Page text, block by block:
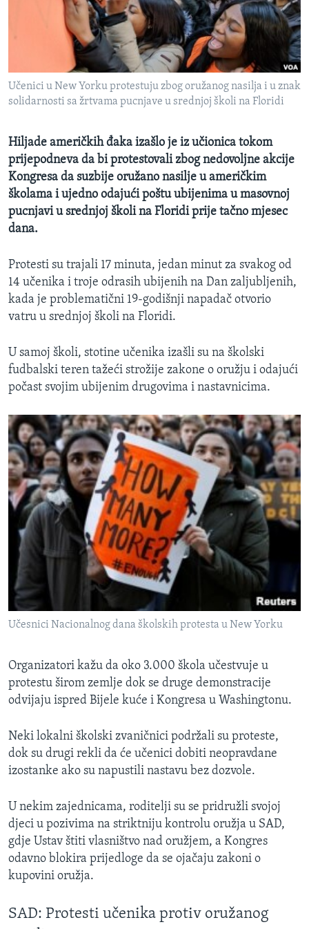
O GLASU AMERIKE
Learning English
Jezici
Učenici u New Yorku protestuju zbog oružanog nasilja i u znak
solidarnosti sa žrtvama pucnjave u srednjoj školi na Floridi
Hiljade američkih đaka izašlo je iz učionica tokom
prijepodneva da bi protestovali zbog nedovoljne akcije
Kongresa da suzbije oružano nasilje u američkim
školama i ujedno odajući poštu ubijenima u masovnoj
pucnjavi u srednjoj školi na Floridi prije tačno mjesec
dana.
Protesti su trajali 17 minuta, jedan minut za svakog od
14 učenika i troje odrasih ubijenih na Dan zaljubljenih,
kada je problematični 19-godišnji napadač otvorio
vatru u srednjoj školi na Floridi.
U samoj školi, stotine učenika izašli su na školski
fudbalski teren tažeći strožije zakone o oružju i odajući
počast svojim ubijenim drugovima i nastavnicima.
Učesnici Nacionalnog dana školskih protesta u New Yorku
Organizatori kažu da oko 3.000 škola učestvuje u
protestu širom zemlje dok se druge demonstracije
odvijaju ispred Bijele kuće i Kongresa u Washingtonu.
Neki lokalni školski zvaničnici podržali su proteste,
dok su drugi rekli da će učenici dobiti neopravdane
izostanke ako su napustili nastavu bez dozvole.
U nekim zajednicama, roditelji su se pridružli svojoj
djeci u pozivima na striktniju kontrolu oružja u SAD,
gdje Ustav štiti vlasništvo nad oružjem, a Kongres
odavno blokira prijedloge da se ojačaju zakoni o
kupovini oružja.
SAD: Protesti učenika protiv oružanog